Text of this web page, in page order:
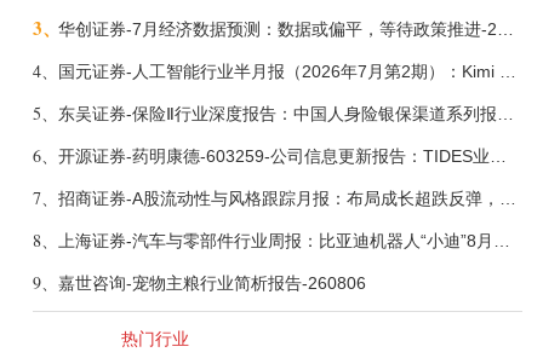
3、
4、
5、
6、
7、
8、
9、 嘉世咨询-宠物主粮行业简析报告-260806
热门行业